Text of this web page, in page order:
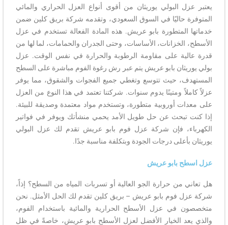
يعتبر عزل البولي يوريثان من أقوى أنواع العزل الحراري والمائي
المتوفرة حاليًا في السوق السعودي، وتقدمه شركة بريق كلين ضمن
خدماتها المتطورة بابو عريش. هذه المادة الفعالة تستخدم في عزل
الأسطح، الخزانات، الأساسات، وحتى الجدران والحمامات، لما لها من
قدرة عالية على مقاومة الرطوبة والحرارة في نفس الوقت. عزل
بولي يوريثان بابو عريش يتم عبر رش رغوة الفوم مباشرة على السطح
المستهدف، حيث تتوسع وتغطي جميع الفجوات والشقوق، مما يوفر
عزلاً كاملاً ومتينًا يدوم سنوات. شركتنا تعتمد في هذا النوع من العزل
على معدات أوروبية متطورة، وتستخدم مواد معتمدة وصديقة للبيئة.
إذا كنت تبحث عن حل طويل الأمد يحمي منشأتك ويوفر في فواتير
الكهرباء، فإن شركة عزل فوم بابو عريش تقدم لك عزل البولي
يوريثان بأعلى درجات الجودة وبتكلفة مناسبة جدًا.
عزل اسطح بابو عريش
هل تعاني من حرارة الجو العالية أو تسربات المياه من السطح؟ إذاً،
شركة عزل فوم بابو عريش – بريق كلين تقدم لك الحل الأمثل. نحن
متخصصون في عزل الأسطح الحرارية والمائية باستخدام الفوم،
والذي يعد الخيار الأفضل لعزل الأسطح بابو عريش، خاصةً في ظل